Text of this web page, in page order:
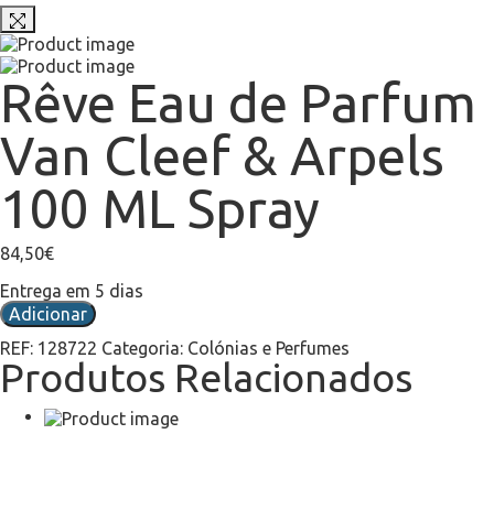
Rêve Eau de Parfum
Van Cleef & Arpels
100 ML Spray
84,50€
Entrega em 5 dias
Adicionar
REF: 128722 Categoria: Colónias e Perfumes
Produtos Relacionados